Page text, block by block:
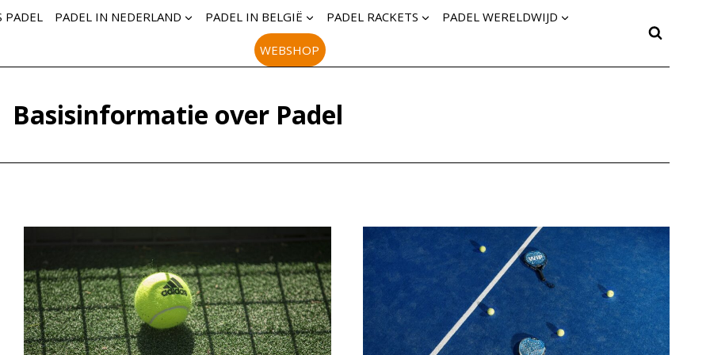
PADEL PADEL IN NEDERLAND PADEL IN BELGIË PADEL RACKETS PADEL WERELDWIJD
WEBSHOP
Basisinformatie over Padel